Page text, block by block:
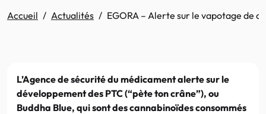
Accueil Actualités EGORA – Alerte sur le vapotage de
L’Agence de sécurité du médicament alerte sur le
développement des PTC (“pète ton crâne”), ou
Buddha Blue, qui sont des cannabinoïdes consommés